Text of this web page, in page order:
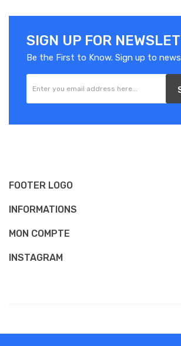
SIGN UP FOR
Be the First to Know. Sign up to
FOOTER LOGO
INFORMATIONS
MON COMPTE
INSTAGRAM